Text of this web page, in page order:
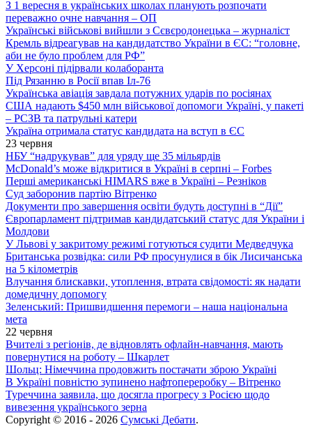
З 1 вересня в українських школах планують розпочати
переважно очне навчання – ОП
Українські військові вийшли з Сєвєродонецька – журналіст
Кремль відреагував на кандидатство України в ЄС: “головне,
аби не було проблем для РФ”
У Херсоні підірвали колаборанта
Під Рязанню в Росії впав Іл-76
Українська авіація завдала потужних ударів по росіянах
США надають $450 млн військової допомоги Україні, у пакеті
– РСЗВ та патрульні катери
Україна отримала статус кандидата на вступ в ЄС
23 червня
НБУ “надрукував” для уряду ще 35 мільярдів
McDonald’s може відкритися в Україні в серпні – Forbes
Перші американські HIMARS вже в Україні – Резніков
Суд заборонив партію Вітренко
Документи про завершення освіти будуть доступні в “Дії”
Європарламент підтримав кандидатський статус для України і
Молдови
У Львові у закритому режимі готуються судити Медведчука
Британська розвідка: сили РФ просунулися в бік Лисичанська
на 5 кілометрів
Влучання блискавки, утоплення, втрата свідомості: як надати
домедичну допомогу
Зеленський: Пришвидшення перемоги – наша національна
мета
22 червня
Вчителі з регіонів, де відновлять офлайн-навчання, мають
повернутися на роботу – Шкарлет
Шольц: Німеччина продовжить постачати зброю Україні
В Україні повністю зупинено нафтопереробку – Вітренко
Туреччина заявила, що досягла прогресу з Росією щодо
вивезення українського зерна
Copyright © 2016 - 2026 Сумські Дебати.